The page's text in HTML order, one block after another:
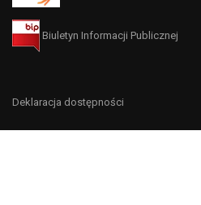
Biuletyn Informacji Publicznej
Deklaracja dostępności